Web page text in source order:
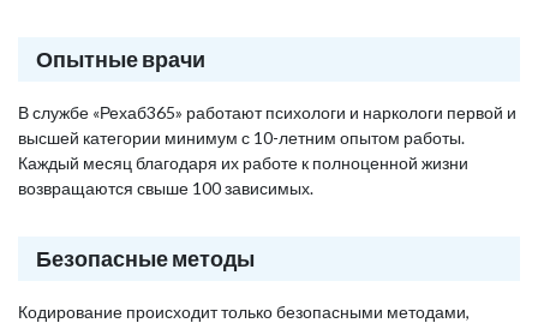
Опытные врачи
В службе «Рехаб365» работают психологи и наркологи первой и
высшей категории минимум с 10-летним опытом работы.
Каждый месяц благодаря их работе к полноценной жизни
возвращаются свыше 100 зависимых.
Безопасные методы
Кодирование происходит только безопасными методами,